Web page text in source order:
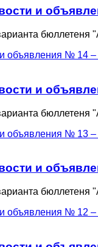
и
бюллетеня
и
бюллетеня
и
бюллетеня